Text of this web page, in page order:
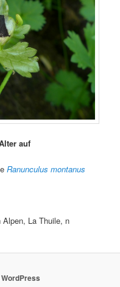
auf
Ranunculus montanus
La Thuile, n